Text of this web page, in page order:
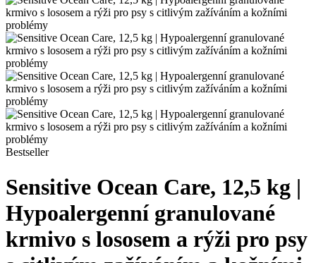
Bestseller
Sensitive Ocean Care, 12,5 kg |
Hypoalergenní granulované
krmivo s lososem a rýži pro psy